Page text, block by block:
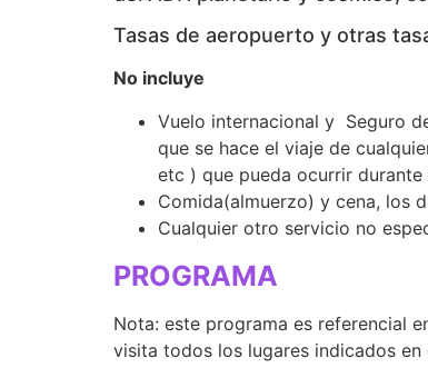
Tasas de aeropuerto y otras
No incluye
Vuelo internacional y Seguro
que se hace el viaje de
etc ) que pueda ocurrir durante
Comida(almuerzo) y cena, los
Cualquier otro servicio no
PROGRAMA
Nota: este programa es referencial
visita todos los lugares indicados